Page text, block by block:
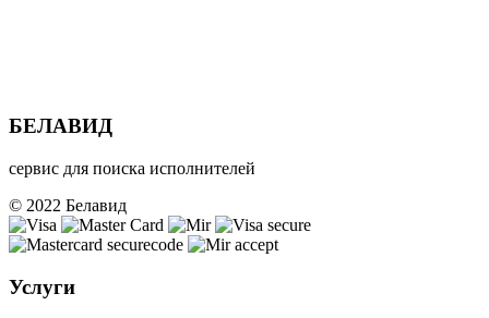
БЕЛАВИД
сервис для поиска исполнителей
© 2022 Белавид
Услуги